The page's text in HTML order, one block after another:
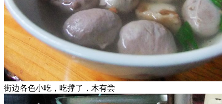
街边各色小吃，吃撑了，木有尝